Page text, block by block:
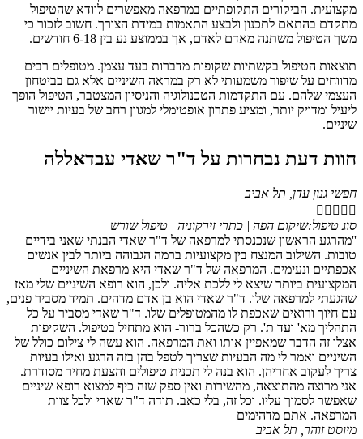
מקצועית. הביקורים התקופתיים במרפאה מאפשרים לוודא שהטיפול
מתקדם בהתאם לתכנון ולבצע התאמות במידת הצורך. חשוב לזכור כי
משך הטיפול משתנה מאדם לאדם, אך בממוצע נע בין 6-18 חודשים.
תוצאות הטיפול בקשתיות שקופות מדברות בעד עצמן. מטופלים רבים
מדווחים על שיפור משמעותי לא רק במראה השיניים אלא גם בביטחון
העצמי שלהם. עם התקדמות הטכנולוגיה והניסיון המצטבר, הטיפול הופך
ליעיל ומדויק יותר, ומציע פתרון אופטימלי למגוון רחב של בעיות יישור
שיניים.
חוות דעת נבחרות על ד"ר שאדי עבדאללה
חפשי גנון עדן, תל אביב
    
סוג טיפול:שיקום הפה | כתרי זירקוניה | טיפול שורש
''מהרגע הראשון שנכנסתי למרפאה של ד"ר שאדי הבנתי שאני בידיים
טובות. השילוב המנצח בין מקצועיות ברמה הגבוהה ביותר לבין אנשים
אכפתיים ונעימים. המרפאה של ד"ר שאדי היא מרפאת השיניים
המקצועית ביותר שיצא לי ללכת אליה. ולכן, הוא רופא השיניים שלי מאז
שהגעתי למרפאה שלו. ד"ר שאדי הוא בן אדם מדהים. תמיד מסביר פנים,
עם חיוך ורואים שאכפת לו מהמטופלים שלו. ד"ר שאדי מסביר על כל
התהליך מא' ועד ת'. רק כשהכל ברור- הוא מתחיל בטיפול. השקיפות
אצלו זה הדבר שמאפיין אותו ואת המרפאה. הוא עשה לי צילום כולל של
השיניים ואמר לי מה הבעיות שצריך לטפל בהן בזה הרגע ואילו בעיות
צריך לעקוב אחריהן. הוא בנה לי תכנית טיפולים והצעת מחיר מסודרת.
אני מרוצה מהתוצאה, מהשירות ואין ספק שזה כיף למצוא רופא שיניים
שאפשר לסמוך עליו. וכל זה, בלי כאב. תודה ד"ר שאדי ולכל צוות
המרפאה. אתם מדהימים
מיוסט זוהר, תל אביב